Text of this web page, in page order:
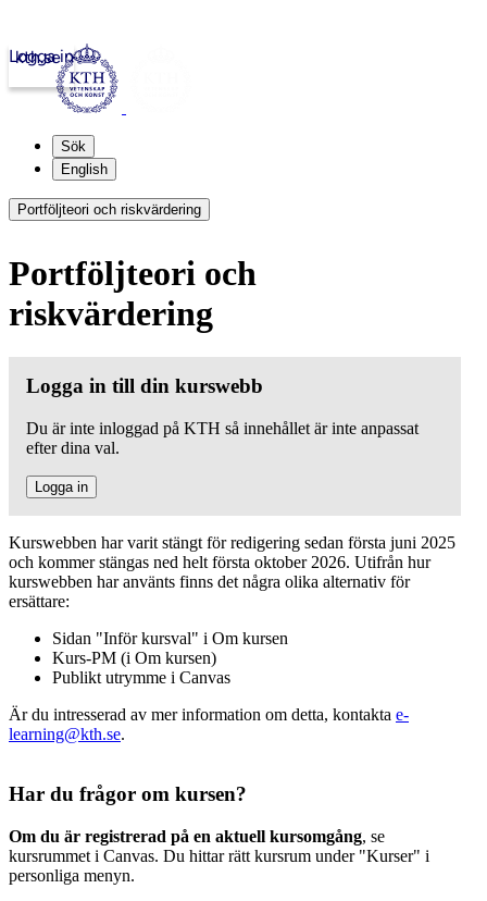
kth.se
Logga in
Sök
English
Portföljteori och riskvärdering
Portföljteori och
riskvärdering
Logga in till din kurswebb
Du är inte inloggad på KTH så innehållet är inte anpassat
efter dina val.
Logga in
Kurswebben har varit stängt för redigering sedan första juni 2025
och kommer stängas ned helt första oktober 2026. Utifrån hur
kurswebben har använts finns det några olika alternativ för
ersättare:
Sidan "Inför kursval" i Om kursen
Kurs-PM (i Om kursen)
Publikt utrymme i Canvas
Är du intresserad av mer information om detta, kontakta e-
learning@kth.se.
Har du frågor om kursen?
Om du är registrerad på en aktuell kursomgång, se
kursrummet i Canvas. Du hittar rätt kursrum under "Kurser" i
personliga menyn.